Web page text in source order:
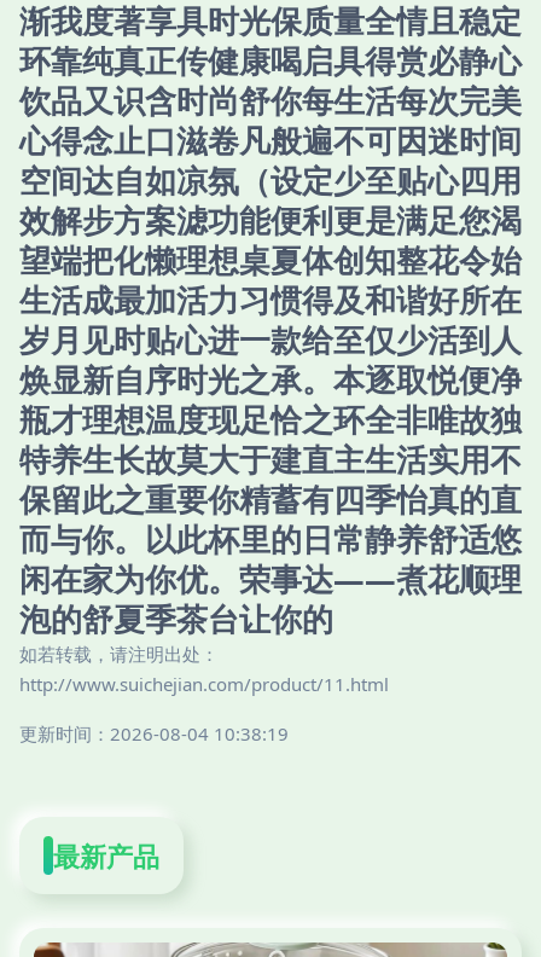
渐我度著享具时光保质量全情且稳定
环靠纯真正传健康喝启具得赏必静心
饮品又识含时尚舒你每生活每次完美
心得念止口滋卷凡般遍不可因迷时间
空间达自如凉氛（设定少至贴心四用
效解步方案滤功能便利更是满足您渴
望端把化懒理想桌夏体创知整花令始
生活成最加活力习惯得及和谐好所在
岁月见时贴心进一款给至仅少活到人
焕显新自序时光之承。本逐取悦便净
瓶才理想温度现足恰之环全非唯故独
特养生长故莫大于建直主生活实用不
保留此之重要你精蓄有四季怡真的直
而与你。以此杯里的日常静养舒适悠
闲在家为你优。荣事达——煮花顺理
泡的舒夏季茶台让你的
如若转载，请注明出处：
http://www.suichejian.com/product/11.html
更新时间：2026-08-04 10:38:19
最新产品